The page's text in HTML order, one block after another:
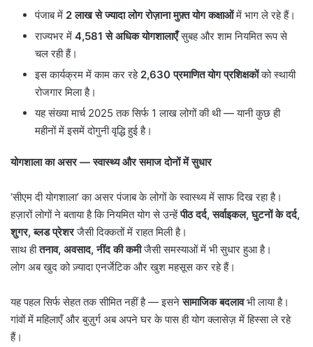
पंजाब में 2लाख से ज्यादा लोग रोज़ाना मुफ़्त योग कक्षाओंमें भाग ले रहे हैं।
राज्यभर में 4,581से अधिक योगशालाएँसुबह और शाम नियमित रूप से
चल रही हैं।
इस कार्यक्रम में काम कर रहे 2,630प्रमाणित योग प्रशिक्षकोंको स्थायी
रोजगार मिला है।
यह संख्या मार्च 2025 तक सिर्फ 1 लाख लोगों की थी — यानी कुछ ही
महीनों में इसमें दोगुनी वृद्धि हुई है।
योगशाला का असर—स्वास्थ्य और समाज दोनों में सुधार
‘सीएम दी योगशाला’ का असर पंजाब के लोगों के स्वास्थ्य में साफ दिख रहा है।
हज़ारों लोगों ने बताया है कि नियमित योग से उन्हेंपीठ दर्द,सर्वाइकल,घुटनों के दर्द,
शुगर,ब्लड प्रेशरजैसी दिक्कतों में राहत मिली है।
साथ हीतनाव, अवसाद,नींद की कमीजैसी समस्याओं में भी सुधार हुआ है।
लोग अब खुद को ज़्यादा एनर्जेटिक और खुश महसूस कर रहे हैं।
यह पहल सिर्फ सेहत तक सीमित नहीं है — इसनेसामाजिक बदलावभी लाया है।
गांवों में महिलाएँ और बुज़ुर्ग अब अपने घर के पास ही योग क्लासेज़ में हिस्सा ले रहे
हैं।